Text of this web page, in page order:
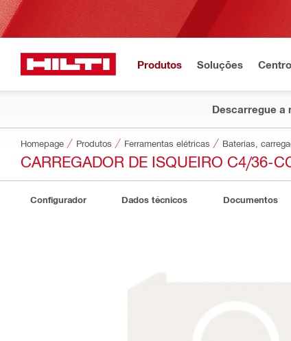
Produtos Soluções
Descarregue a
Homepage Produtos Ferramentas elétricas Baterias,
CARREGADOR DE ISQUEIRO C4/36-
Configurador Dados técnicos Documentos